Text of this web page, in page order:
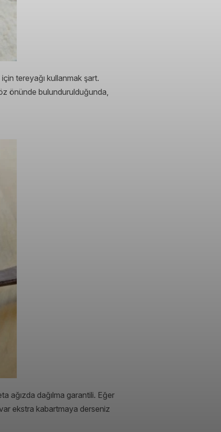
tereyağı kullanmak şart.
önünde bulundurulduğunda,
ağızda dağılma garantili. Eğer
ekstra kabartmaya derseniz